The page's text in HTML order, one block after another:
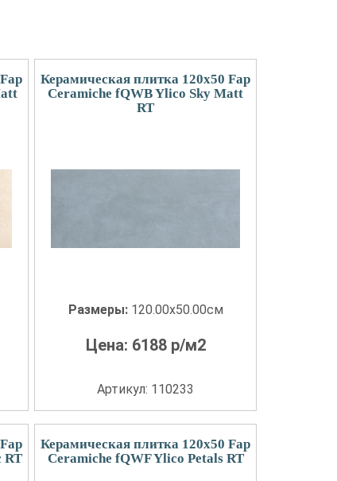
Керамическая плитка 120x50 Fap
Ceramiche fQWB Ylico Sky Matt
RT
Размеры: 120.00x50.00см
Цена: 6188р/м2
Артикул: 110233
RT
Керамическая плитка 120x50 Fap
Ceramiche fQWF Ylico Petals RT